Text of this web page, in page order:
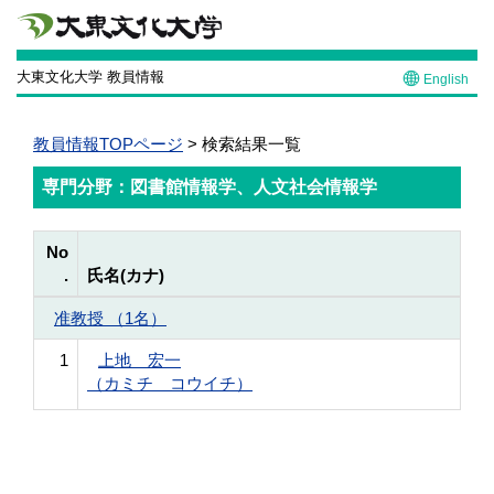
大東文化大学 教員情報 English
教員情報TOPページ > 検索結果一覧
専門分野：図書館情報学、人文社会情報学
No
.
氏名(カナ)
准教授 （1名）
1
上地 宏一
（カミチ コウイチ）